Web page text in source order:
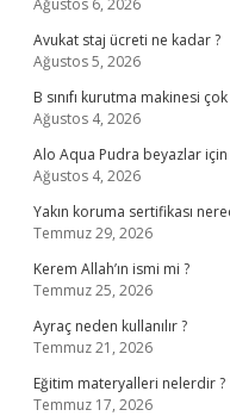
Ağustos 6, 2026
Avukat staj ücreti ne kadar ?
Ağustos 5, 2026
B sınıfı kurutma makinesi
Ağustos 4, 2026
Alo Aqua Pudra beyazlar için
Ağustos 4, 2026
Yakın koruma sertifikası
Temmuz 29, 2026
Kerem Allah’ın ismi mi ?
Temmuz 25, 2026
Ayraç neden kullanılır ?
Temmuz 21, 2026
Eğitim materyalleri nelerdir ?
Temmuz 17, 2026